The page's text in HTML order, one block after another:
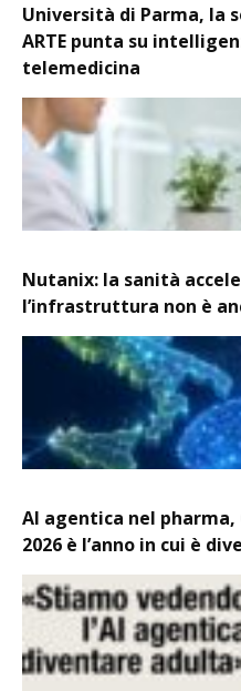
Università di Parma, la
ARTE punta su
telemedicina
Nutanix: la sanità
l’infrastruttura non è
AI agentica nel pharma,
2026 è l’anno in cui è